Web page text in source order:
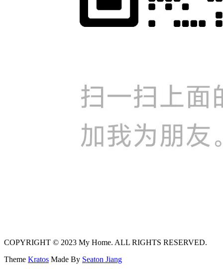
COPYRIGHT © 2023 My Home. ALL RIGHTS RESERVED.
Theme Kratos Made By Seaton Jiang